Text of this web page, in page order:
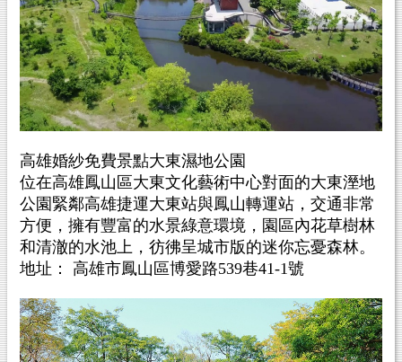
高雄婚紗免費景點大東濕地公園
位在高雄鳳山區大東文化藝術中心對面的大東溼地
公園緊鄰高雄捷運大東站與鳳山轉運站，交通非常
方便，擁有豐富的水景綠意環境，園區內花草樹林
和清澈的水池上，彷彿呈城市版的迷你忘憂森林。
地址： 高雄市鳳山區博愛路539巷41-1號